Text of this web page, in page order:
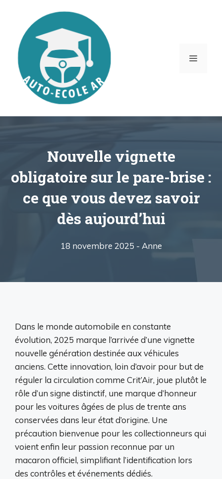
contenu
MENU
Nouvelle vignette
obligatoire sur le pare-brise :
ce que vous devez savoir
dès aujourd’hui
18 novembre 2025 - Anne
Dans le monde automobile en constante
évolution, 2025 marque l’arrivée d’une vignette
nouvelle génération destinée aux véhicules
anciens. Cette innovation, loin d’avoir pour but de
réguler la circulation comme Crit’Air, joue plutôt le
rôle d’un signe distinctif, une marque d’honneur
pour les voitures âgées de plus de trente ans
conservées dans leur état d’origine. Une
précaution bienvenue pour les collectionneurs qui
voient enfin leur passion reconnue par un
macaron officiel, simplifiant l’identification lors
des contrôles et événements dédiés.